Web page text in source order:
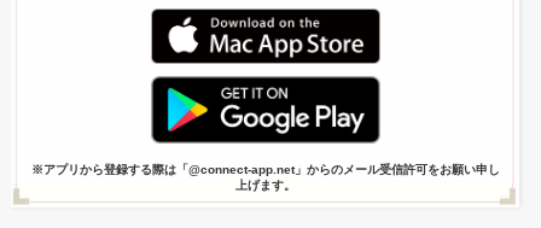
※アプリから登録する際は「@connect-app.net」からのメール受信許可をお願い申し
上げます。